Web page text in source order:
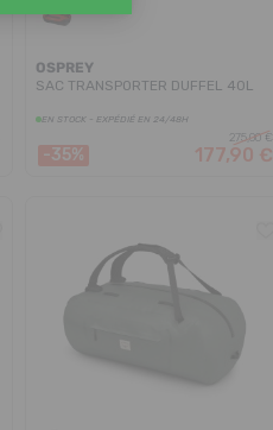
OSPREY
SAC TRANSPORTER DUFFEL 40L
EN STOCK - EXPÉDIÉ EN 24/48H
-35%
275,00 €
177,90 €